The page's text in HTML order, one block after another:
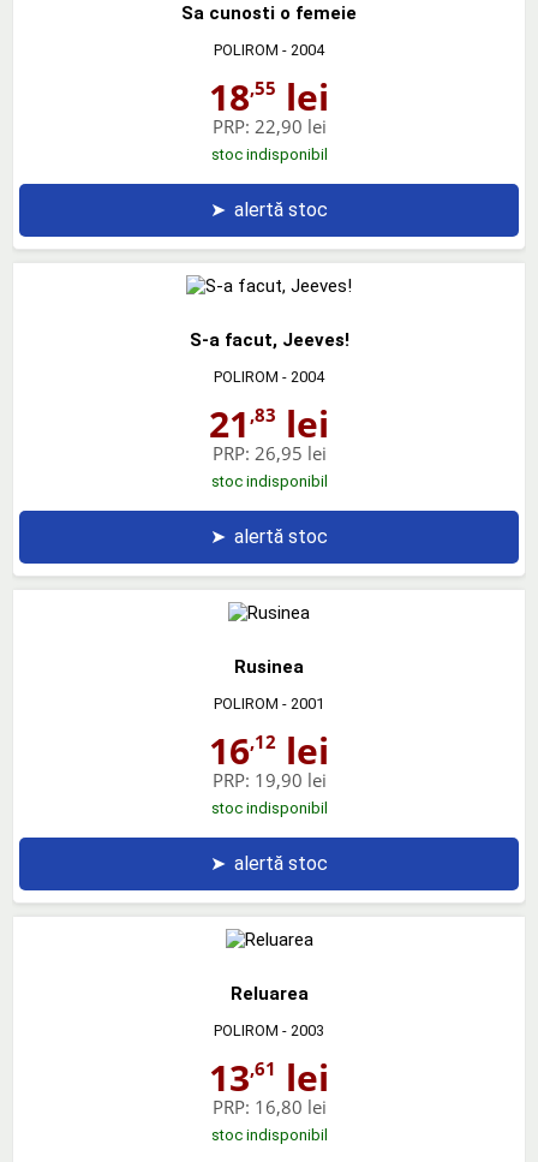
Sa cunosti o femeie
POLIROM - 2004
18,55 lei
PRP: 22,90 lei
stoc indisponibil
➤ alertă stoc
S-a facut, Jeeves!
POLIROM - 2004
21 ,83 lei
PRP: 26,95 lei
stoc indisponibil
➤ alertă stoc
Rusinea
POLIROM - 2001
16,12 lei
PRP: 19,90 lei
stoc indisponibil
➤ alertă stoc
Reluarea
POLIROM - 2003
13,61 lei
PRP: 16,80 lei
stoc indisponibil